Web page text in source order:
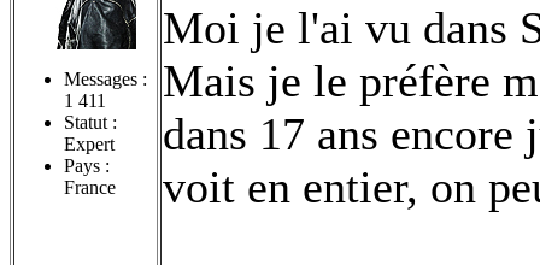
Messages :
1 411
Statut :
Expert
Pays :
France
Moi je l'ai vu dans
Mais je le préfère
dans 17 ans
voit en entier, on